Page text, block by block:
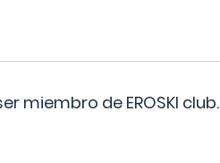
miembro de EROSKI club.